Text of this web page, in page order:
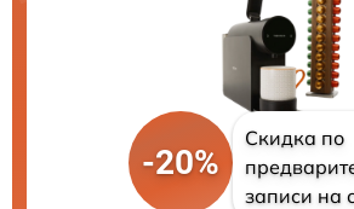
-20%
Скидка по
записи на